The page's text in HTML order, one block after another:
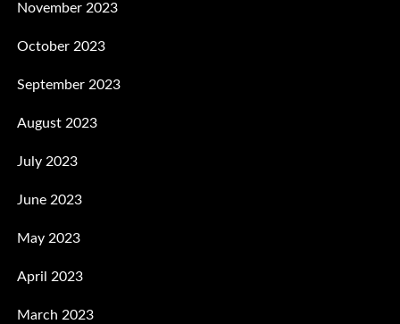
November 2023
October 2023
September 2023
August 2023
July 2023
June 2023
May 2023
April 2023
March 2023